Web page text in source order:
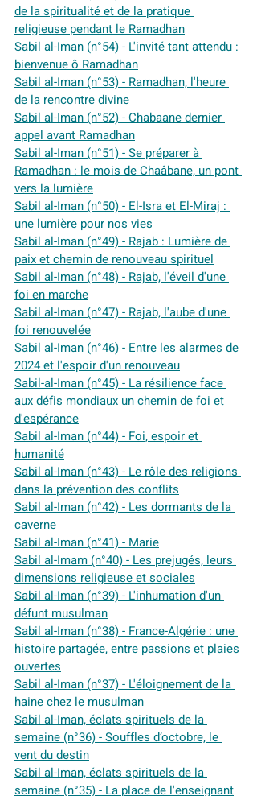
de la spiritualité et de la pratique
religieuse pendant le Ramadhan
Sabil al-Iman (n°54) - L'invité tant attendu :
bienvenue ô Ramadhan
Sabil al-Iman (n°53) - Ramadhan, l'heure
de la rencontre divine
Sabil al-Iman (n°52) - Chabaane dernier
appel avant Ramadhan
Sabil al-Iman (n°51) - Se préparer à
Ramadhan : le mois de Chaâbane, un pont
vers la lumière
Sabil al-Iman (n°50) - El-Isra et El-Miraj :
une lumière pour nos vies
Sabil al-Iman (n°49) - Rajab : Lumière de
paix et chemin de renouveau spirituel
Sabil al-Iman (n°48) - Rajab, l'éveil d'une
foi en marche
Sabil al-Iman (n°47) - Rajab, l'aube d'une
foi renouvelée
Sabil al-Iman (n°46) - Entre les alarmes de
2024 et l'espoir d'un renouveau
Sabil-al-Iman (n°45) - La résilience face
aux défis mondiaux un chemin de foi et
d'espérance
Sabil al-Iman (n°44) - Foi, espoir et
humanité
Sabil al-Iman (n°43) - Le rôle des religions
dans la prévention des conflits
Sabil al-Iman (n°42) - Les dormants de la
caverne
Sabil al-Iman (n°41) - Marie
Sabil al-Imam (n°40) - Les prejugés, leurs
dimensions religieuse et sociales
Sabil al-Iman (n°39) - L'inhumation d'un
défunt musulman
Sabil al-Iman (n°38) - France-Algérie : une
histoire partagée, entre passions et plaies
ouvertes
Sabil al-Iman (n°37) - L'éloignement de la
haine chez le musulman
Sabil al-Iman, éclats spirituels de la
semaine (n°36) - Souffles d’octobre, le
vent du destin
Sabil al-Iman, éclats spirituels de la
semaine (n°35) - La place de l'enseignant